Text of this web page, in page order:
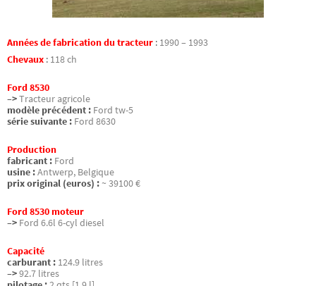
Années de fabrication du tracteur : 1990 – 1993
Chevaux : 118 ch
Ford 8530
–>Tracteur agricole
modèle précédent : Ford tw-5
série suivante : Ford 8630
Production
fabricant : Ford
usine :Antwerp, Belgique
prix original (euros) : ~ 39100 €
Ford 8530 moteur
–> Ford 6.6l 6-cyl diesel
Capacité
carburant : 124.9 litres
–>92.7 litres